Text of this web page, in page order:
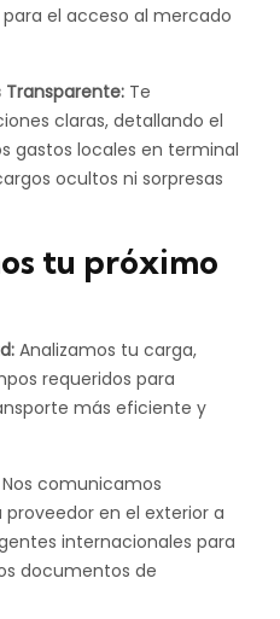
para el acceso al mercado
Te
claras, detallando el
gastos locales en terminal
ocultos ni sorpresas
tu próximo
Analizamos tu carga,
requeridos para
más eficiente y
Nos comunicamos
en el exterior a
internacionales para
documentos de